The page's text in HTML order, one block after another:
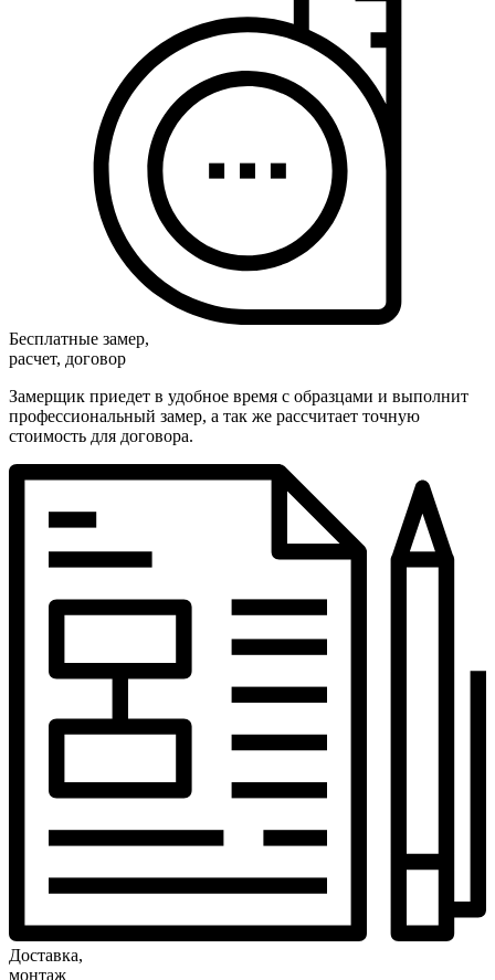
Бесплатные замер,
расчет, договор
Замерщик приедет в удобное время с образцами и выполнит
профессиональный замер, а так же рассчитает точную
стоимость для договора.
Доставка,
монтаж